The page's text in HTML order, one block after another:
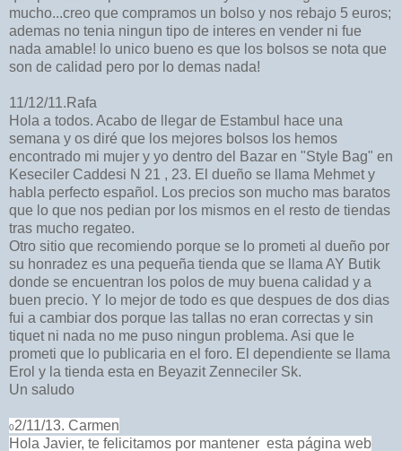
mucho...creo que compramos un bolso y nos rebajo 5 euros;
ademas no tenia ningun tipo de interes en vender ni fue
nada amable! lo unico bueno es que los bolsos se nota que
son de calidad pero por lo demas nada!
11/12/11.Rafa
Hola a todos. Acabo de llegar de Estambul hace una
semana y os diré que los mejores bolsos los hemos
encontrado mi mujer y yo dentro del Bazar en "Style Bag" en
Keseciler Caddesi N 21 , 23. El dueño se llama Mehmet y
habla perfecto español. Los precios son mucho mas baratos
que lo que nos pedian por los mismos en el resto de tiendas
tras mucho regateo.
Otro sitio que recomiendo porque se lo prometi al dueño por
su honradez es una pequeña tienda que se llama AY Butik
donde se encuentran los polos de muy buena calidad y a
buen precio. Y lo mejor de todo es que despues de dos dias
fui a cambiar dos porque las tallas no eran correctas y sin
tiquet ni nada no me puso ningun problema. Asi que le
prometi que lo publicaria en el foro. El dependiente se llama
Erol y la tienda esta en Beyazit Zenneciler Sk.
Un saludo
02/11/13. Carmen
Hola Javier, te felicitamos por mantener esta página web